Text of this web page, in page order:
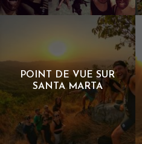
PLANTATION DE CACAO
POINT DE VUE SUR
SANTA MARTA